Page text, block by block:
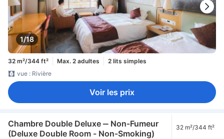
1/18
32 m²/344 ft² Max. 2 adultes
2 lits simples
vue : Rivière
Voir les prix
Chambre Double Deluxe ‒ Non-Fumeur
(Deluxe Double Room - Non-Smoking)
32 m²/344 ft²